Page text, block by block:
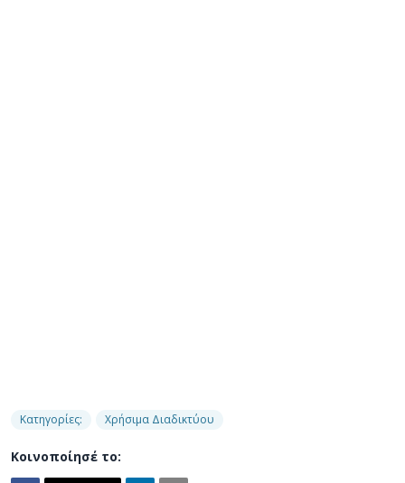
Κατηγορίες: Χρήσιμα Διαδικτύου
Κοινοποίησέ το: